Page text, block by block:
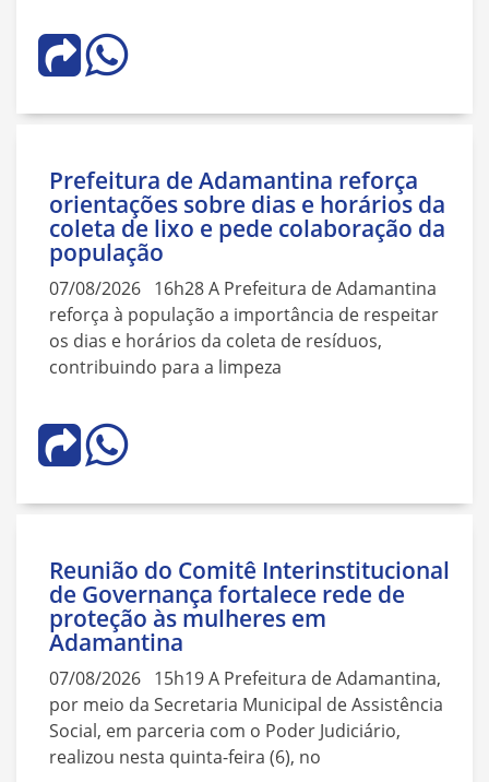
Prefeitura de Adamantina reforça
orientações sobre dias e horários da
coleta de lixo e pede colaboração da
população
07/08/2026 16h28 A Prefeitura de Adamantina
reforça à população a importância de respeitar
os dias e horários da coleta de resíduos,
contribuindo para a limpeza
Reunião do Comitê Interinstitucional
de Governança fortalece rede de
proteção às mulheres em
Adamantina
07/08/2026 15h19 A Prefeitura de Adamantina,
por meio da Secretaria Municipal de Assistência
Social, em parceria com o Poder Judiciário,
realizou nesta quinta-feira (6), no